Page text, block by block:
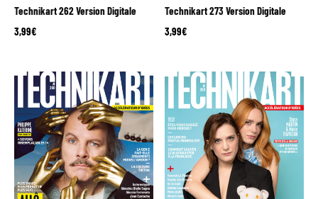
Technikart 262 Version Digitale
3,99€
Technikart 273 Version Digitale
3,99€